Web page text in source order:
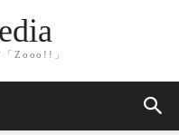
「Zooo!!」